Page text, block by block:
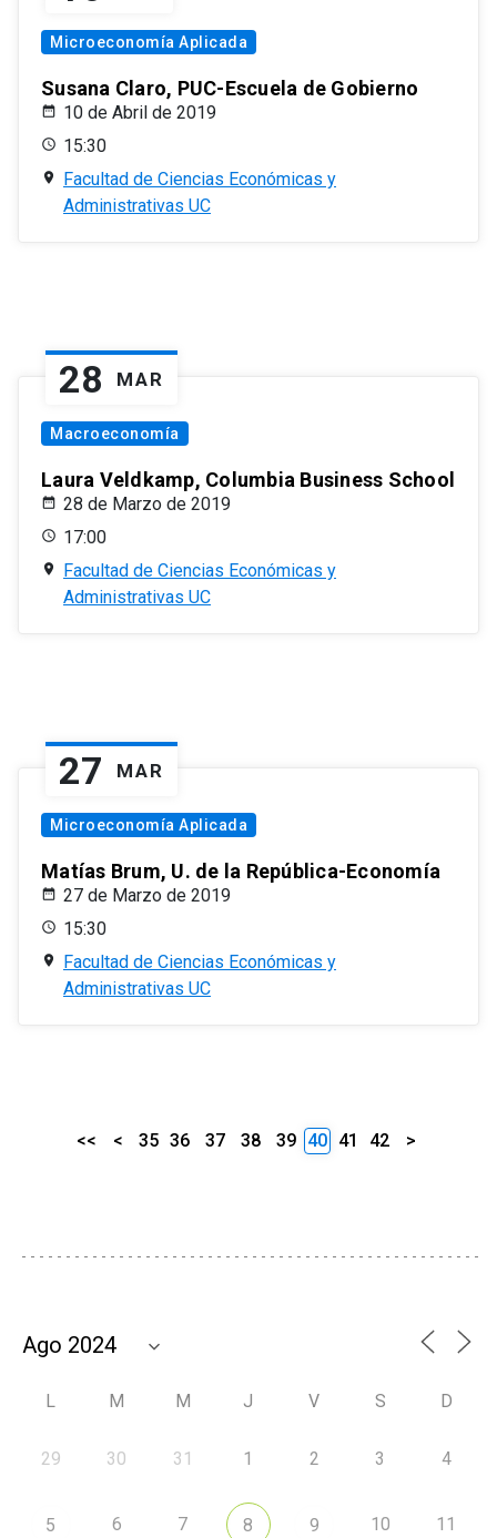
Microeconomía Aplicada
Susana Claro, PUC-Escuela de Gobierno
10 de Abril de 2019
15:30
Facultad de Ciencias Económicas y
Administrativas UC
28 MAR
Macroeconomía
Laura Veldkamp, Columbia Business School
28 de Marzo de 2019
17:00
Facultad de Ciencias Económicas y
Administrativas UC
27 MAR
Microeconomía Aplicada
Matías Brum, U. de la República-Economía
27 de Marzo de 2019
15:30
Facultad de Ciencias Económicas y
Administrativas UC
<< < 35 36 37 38 39 40 41 42 >
L M M J V S D
29 30 31 1 2 3 4
5 6 7 8 9 10 11